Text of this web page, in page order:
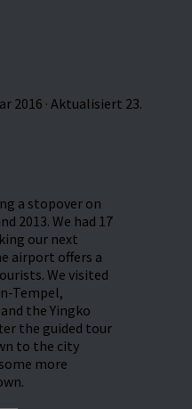
2016 · Aktualisiert 23.
a stopover on
2013. We had 17
our next
airport offers a
We visited
Tempel,
the Yingko
the guided tour
to the city
more